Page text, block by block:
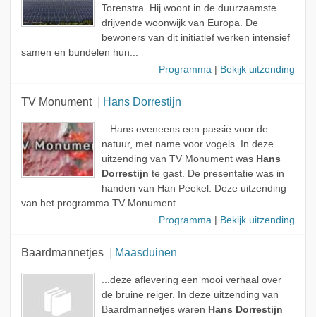
Torenstra. Hij woont in de duurzaamste
drijvende woonwijk van Europa. De
bewoners van dit initiatief werken intensief
samen en bundelen hun...
Programma
Bekijk uitzending
TV Monument Hans Dorrestijn
...Hans eveneens een passie voor de
natuur, met name voor vogels. In deze
uitzending van TV Monument was Hans
Dorrestijn te gast. De presentatie was in
handen van Han Peekel. Deze uitzending
van het programma TV Monument...
Programma
Bekijk uitzending
Baardmannetjes Maasduinen
...deze aflevering een mooi verhaal over
de bruine reiger. In deze uitzending van
Baardmannetjes waren Hans Dorrestijn